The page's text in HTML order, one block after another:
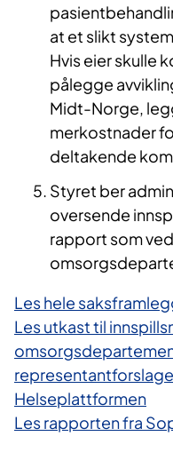
at et slikt
Hvis eier skulle
pålegge
Midt-Norge,
merkostnader
deltakende
Styret ber
oversende
rapport som
Les hele
Les utkast til
Helseplattformen
Les rapporten fra